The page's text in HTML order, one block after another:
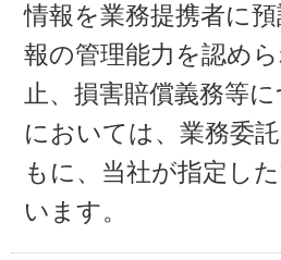
情報を業務提携者に
報の管理能力を認め
止、損害賠償義務等
においては、業務委
もに、当社が指定し
います。